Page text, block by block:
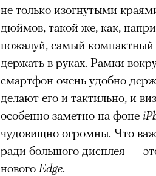
не только изогнутыми
дюймов, такой же, как,
пожалуй, самый
держать в руках. Рамки
смартфон очень удобно
делают его и тактильно, и
особенно заметно на фоне
чудовищно огромны. Что
ради большого дисплея —
нового Edge.
Главное
Горы привлекают людей
остается только
Экстремальные
гормонов
, из-за чего
из самых ярких опытов